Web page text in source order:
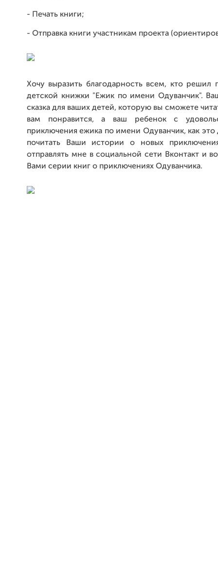
- Печать книги;
- Отправка книги участникам проекта
Хочу выразить благодарность всем, кто решил
детской книжки "Ежик по имени Одуванчик".
сказка для ваших детей, которую вы сможете
вам понравится, а ваш ребенок с
приключения ежика по имени Одуванчик, как
почитать Ваши истории о новых
отправлять мне в социальной сети Вконтакт и
Вами серии книг о приключениях Одуванчика.